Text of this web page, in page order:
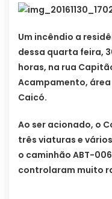
Um incêndio a
dessa quarta feira,
horas, na rua
Acampamento,
Caicó.
Ao ser acionado, o
três viaturas e
o caminhão ABT-
controlaram muito